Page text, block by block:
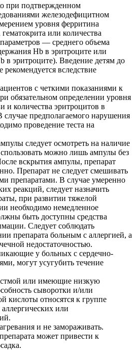
при подтвержденном
железодефицитном
уровня ферритина
или количества
— среднего объема
Hb в эритроците или
в эритроците). Введение детям до
рекомендуется вследствие
с четкими показаниями к
обязательном определении уровня
и количества эритроцитов в
предполагаемого нарушения
проведение теста на
следует осмотреть на наличие
можно лишь ампулы без
вскрытия ампулы, препарат
Препарат не следует смешивать
препаратами. В случае умеренно
реакций, следует назначить
при развитии тяжелой
необходимо немедленное
быть доступны средства
Следует соблюдать
препарата больным с аллергией, а
недостаточностью.
у больных с сердечно-
могут усугубить течение
или имеющие низкую
сыворотки и/или
кислоты относятся к группе
или
и не замораживать.
может привести к